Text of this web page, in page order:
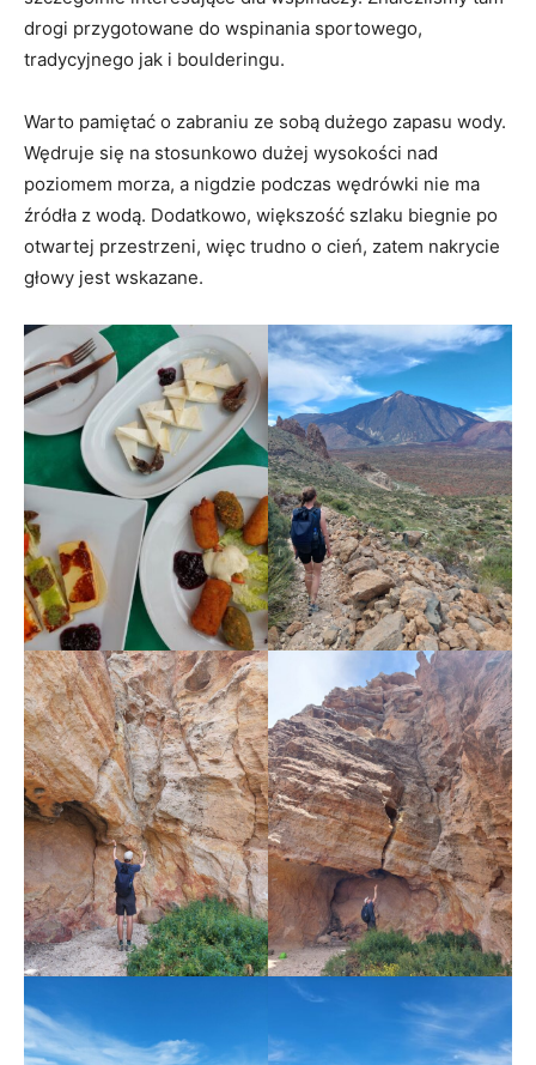
drogi przygotowane do wspinania sportowego,
tradycyjnego jak i boulderingu.
Warto pamiętać o zabraniu ze sobą dużego zapasu wody.
Wędruje się na stosunkowo dużej wysokości nad
poziomem morza, a nigdzie podczas wędrówki nie ma
źródła z wodą. Dodatkowo, większość szlaku biegnie po
otwartej przestrzeni, więc trudno o cień, zatem nakrycie
głowy jest wskazane.